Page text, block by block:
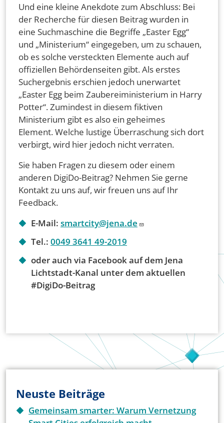
Und eine kleine Anekdote zum Abschluss: Bei
der Recherche für diesen Beitrag wurden in
eine Suchmaschine die Begriffe „Easter Egg“
und „Ministerium“ eingegeben, um zu schauen,
ob es solche versteckten Elemente auch auf
offiziellen Behördenseiten gibt. Als erstes
Suchergebnis erschien jedoch unerwartet
„Easter Egg beim Zaubereiministerium in Harry
Potter“. Zumindest in diesem fiktiven
Ministerium gibt es also ein geheimes
Element. Welche lustige Überraschung sich dort
verbirgt, wird hier jedoch nicht verraten.
Sie haben Fragen zu diesem oder einem
anderen DigiDo-Beitrag? Nehmen Sie gerne
Kontakt zu uns auf, wir freuen uns auf Ihr
Feedback.
E-Mail: smartcity@jena.de
Tel.: 0049 3641 49-2019
oder auch via Facebook auf dem Jena
Lichtstadt-Kanal unter dem aktuellen
#DigiDo-Beitrag
Neuste Beiträge
Gemeinsam smarter: Warum Vernetzung